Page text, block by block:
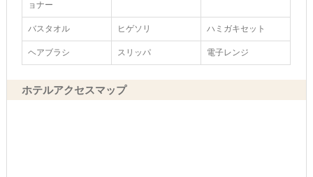
ョナー
バスタオル ヒゲソリ ハミガキセット
ヘアブラシ スリッパ 電子レンジ
ホテルアクセスマップ